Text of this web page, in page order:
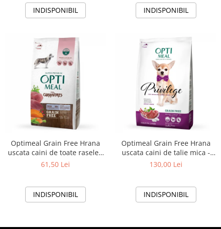
INDISPONIBIL INDISPONIBIL
Optimeal Grain Free Hrana
uscata caini de toate rasele -
Rata si legume, 1,5 kg
61,50 Lei
INDISPONIBIL
Optimeal Grain Free Hrana
uscata caini de talie mica -
continut ridicat de miel, 4kg
130,00 Lei
INDISPONIBIL